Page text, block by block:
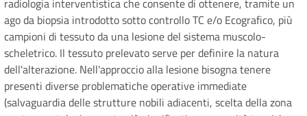
radiologia interventistica che consente di ottenere, tramite un
ago da biopsia introdotto sotto controllo TC e/o Ecografico, più
campioni di tessuto da una lesione del sistema muscolo-
scheletrico. Il tessuto prelevato serve per definire la natura
dell'alterazione. Nell'approccio alla lesione bisogna tenere
presenti diverse problematiche operative immediate
(salvaguardia delle strutture nobili adiacenti, scelta della zona